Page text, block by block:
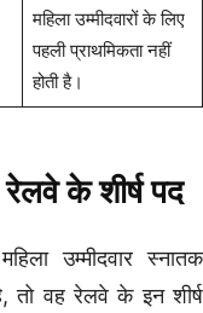
महिला उम्मीदवारों के लिए
पहली प्राथमिकता नहीं
होती है।
के शीर्ष पद
उम्मीदवार स्नातक
तो वह रेलवे के इन शीर्ष